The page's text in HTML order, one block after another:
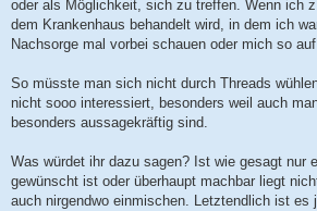
oder als Möglichkeit, sich zu treffen. Wenn ich
dem Krankenhaus behandelt wird, in dem ich
Nachsorge mal vorbei schauen oder mich so
So müsste man sich nicht durch Threads
nicht sooo interessiert, besonders weil auch
besonders aussagekräftig sind.
Was würdet ihr dazu sagen? Ist wie gesagt nur
gewünscht ist oder überhaupt machbar liegt
auch nirgendwo einmischen. Letztendlich ist es